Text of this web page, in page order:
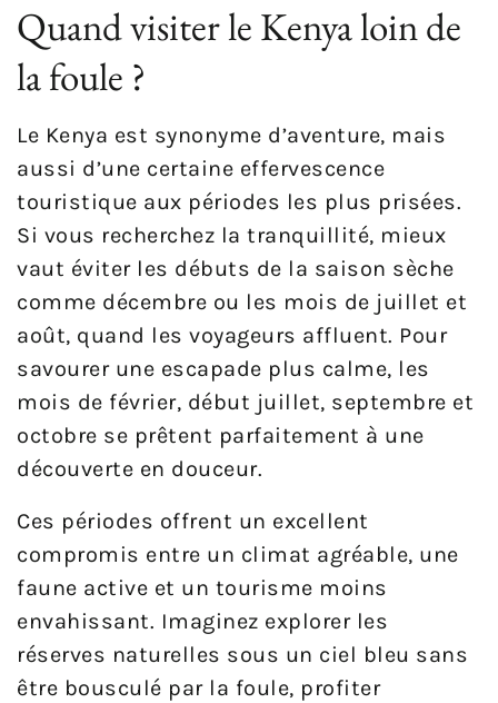
Quand visiter le Kenya loin de
la foule ?
Le Kenya est synonyme d’aventure, mais
aussi d’une certaine effervescence
touristique aux périodes les plus prisées.
Si vous recherchez la tranquillité, mieux
vaut éviter les débuts de la saison sèche
comme décembre ou les mois de juillet et
août, quand les voyageurs affluent. Pour
savourer une escapade plus calme, les
mois de février, début juillet, septembre et
octobre se prêtent parfaitement à une
découverte en douceur.
Ces périodes offrent un excellent
compromis entre un climat agréable, une
faune active et un tourisme moins
envahissant. Imaginez explorer les
réserves naturelles sous un ciel bleu sans
être bousculé par la foule, profiter